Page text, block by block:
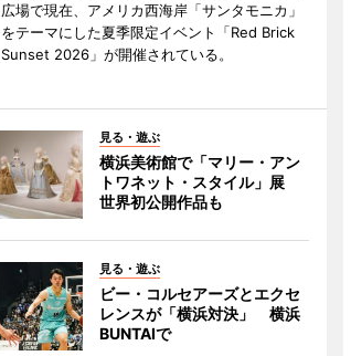
広場で現在、アメリカ西海岸「サンタモニカ」
をテーマにした夏季限定イベント「Red Brick
Sunset 2026」が開催されている。
見る・遊ぶ
横浜美術館で「マリー・アン
トワネット・スタイル」展
世界初公開作品も
見る・遊ぶ
ビー・コルセアーズとエクセ
レンスが「横浜対決」 横浜
BUNTAIで